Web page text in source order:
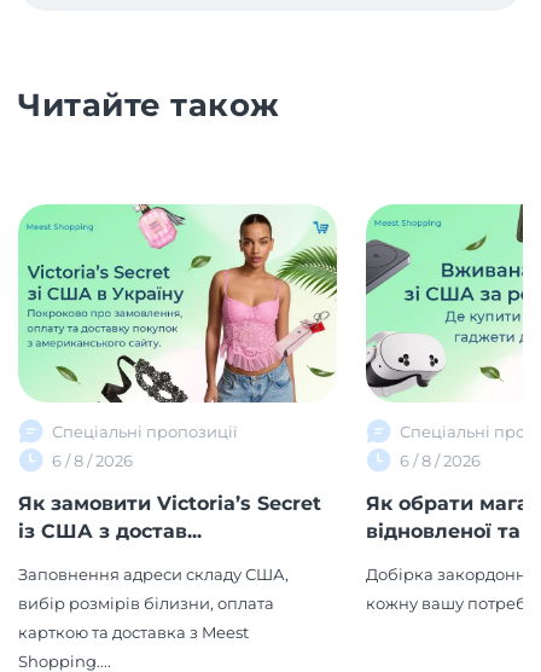
Читайте також
Спеціальні пропозиції
6 / 8 / 2026
Як замовити Victoria’s Secret
із США з достав...
Заповнення адреси складу США,
вибір розмірів білизни, оплата
карткою та доставка з Meest
Shopping....
Спеціальні
6 / 8 / 2026
Як обрати
відновленої та
Добірка
кожну вашу потребу!